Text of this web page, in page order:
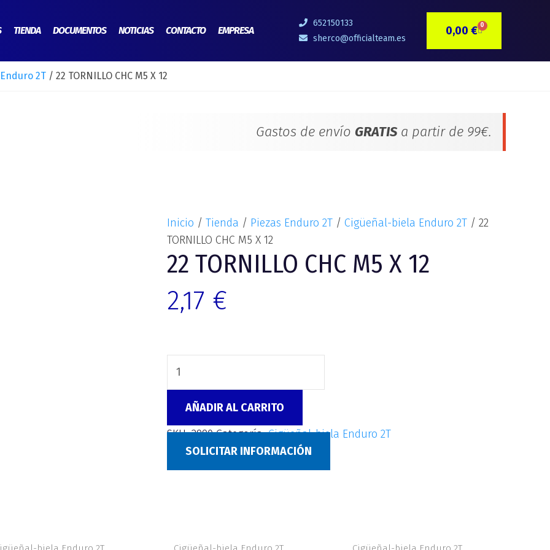
TIENDA DOCUMENTOS NOTICIAS CONTACTO EMPRESA
652150133
sherco@officialteam.es
0,00 € 0CARRITO
2T / 22 TORNILLO CHC M5 X 12
Gastos de envío GRATISa partir de 99€.
Inicio / Tienda / Piezas Enduro 2T / Cigüeñal-biela Enduro 2T / 22
TORNILLO CHC M5 X 12
22 TORNILLO CHC M5 X 12
2,17 €
TORNILLO
M5
X
AÑADIR AL CARRITO
SKU:2990 Categoría:Cigüeñal-biela Enduro 2T
SOLICITAR INFORMACIÓN